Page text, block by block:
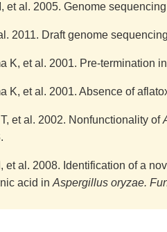
et al. 2005. Genome
2011. Draft genome
K, et al. 2001. Pre-termination in
K, et al. 2001. Absence of
et al. 2002. Nonfunctionality of
et al. 2008. Identification of a
acid in Aspergillus oryzae.